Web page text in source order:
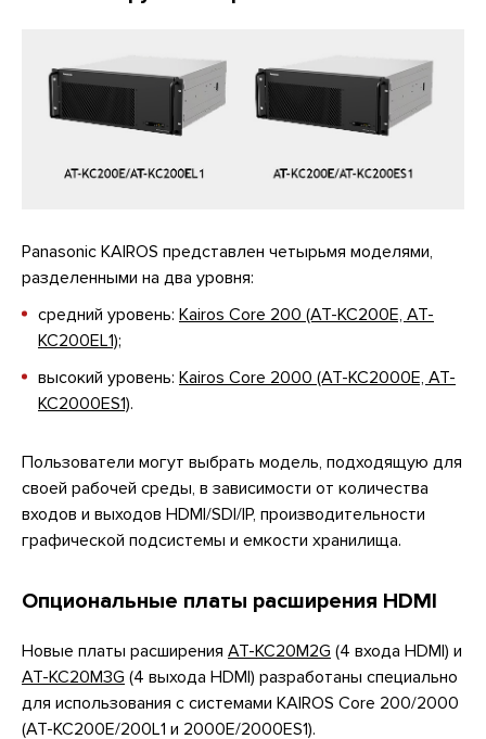
Panasonic KAIROS представлен четырьмя моделями,
разделенными на два уровня:
средний уровень: Kairos Core 200 (AT-KC200E, AT-
KC200EL1);
высокий уровень: Kairos Core 2000 (AT-KC2000E, AT-
KC2000ES1).
Пользователи могут выбрать модель, подходящую для
своей рабочей среды, в зависимости от количества
входов и выходов HDMI/SDI/IP, производительности
графической подсистемы и емкости хранилища.
Опциональные платы расширения HDMI
Новые платы расширения AT-KC20M2G (4 входа HDMI) и
AT-KC20M3G (4 выхода HDMI) разработаны специально
для использования с системами KAIROS Core 200/2000
(AT-KC200E/200L1 и 2000E/2000ES1).